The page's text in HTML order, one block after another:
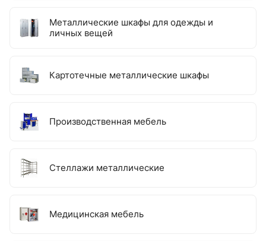
Металлические шкафы для одежды и
личных вещей
Картотечные металлические шкафы
Производственная мебель
Стеллажи металлические
Медицинская мебель